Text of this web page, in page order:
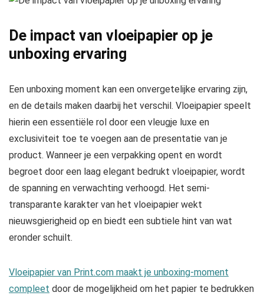
De impact van vloeipapier op je
unboxing ervaring
Een unboxing moment kan een onvergetelijke ervaring zijn,
en de details maken daarbij het verschil. Vloeipapier speelt
hierin een essentiële rol door een vleugje luxe en
exclusiviteit toe te voegen aan de presentatie van je
product. Wanneer je een verpakking opent en wordt
begroet door een laag elegant bedrukt vloeipapier, wordt
de spanning en verwachting verhoogd. Het semi-
transparante karakter van het vloeipapier wekt
nieuwsgierigheid op en biedt een subtiele hint van wat
eronder schuilt.
Vloeipapier van Print.com maakt je unboxing-moment
compleet door de mogelijkheid om het papier te bedrukken